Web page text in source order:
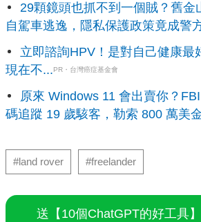
29顆鏡頭也抓不到一個賊？舊金
自駕車逃逸，隱私保護政策竟成警
立即諮詢HPV！是對自己健康最
現在不...PR・台灣癌症基金會
原來 Windows 11 會出賣你？
碼追蹤 19 歲駭客，勒索 800 萬美
#land rover #freelander
送【10個ChatGPT的好工具